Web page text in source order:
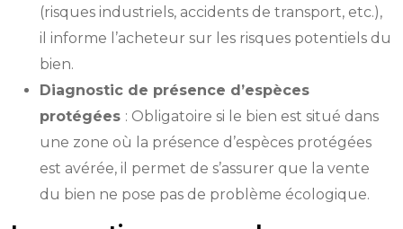
(risques industriels, accidents de transport, etc.),
il informe l’acheteur sur les risques potentiels du
bien.
Diagnostic de présence d’espèces
protégées : Obligatoire si le bien est situé dans
une zone où la présence d’espèces protégées
est avérée, il permet de s’assurer que la vente
du bien ne pose pas de problème écologique.